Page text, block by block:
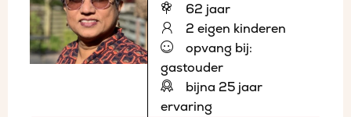
62 jaar
2 eigen kinderen
opvang bij:
gastouder
bijna 25 jaar
ervaring